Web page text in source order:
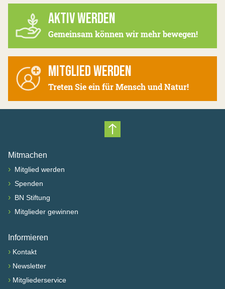
AKTIV WERDEN
Gemeinsam können wir mehr bewegen!
MITGLIED WERDEN
Treten Sie ein für Mensch und Natur!
Nach oben scrollen
Mitmachen
› Mitglied werden
› Spenden
› BN Stiftung
› Mitglieder gewinnen
Informieren
› Kontakt
› Newsletter
› Mitgliederservice